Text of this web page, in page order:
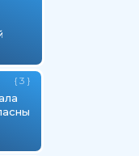
{ 3 }